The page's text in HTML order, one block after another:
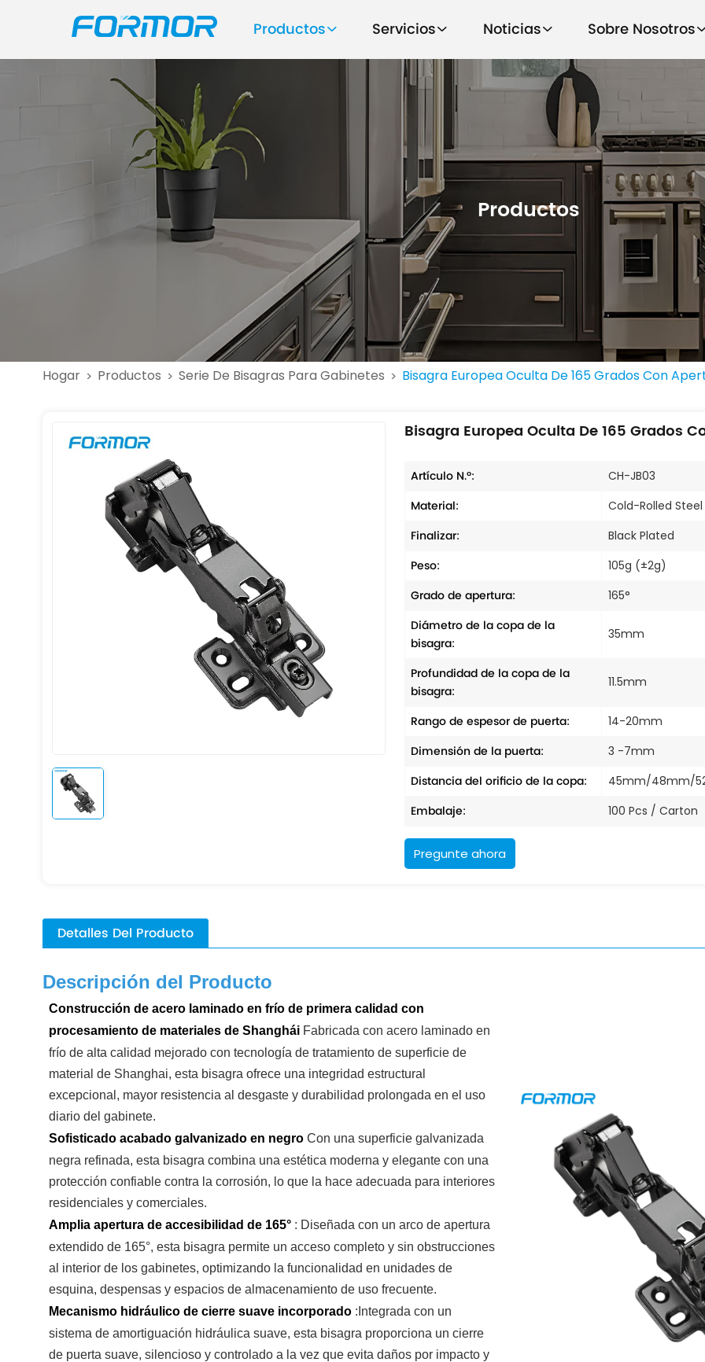
Productos Servicios Noticias Sobre Nosotros
Productos
Hogar > Productos > Serie De Bisagras Para Gabinetes > Bisagra Europea Oculta De 165 Grados Con
Bisagra Europea Oculta De 165 Grados
Artículo N.º: CH-JB03
Material: Cold-Rolled Steel
Finalizar: Black Plated
Peso: 105g (±2g)
Grado de apertura: 165°
Diámetro de la copa de la
bisagra:
35mm
Profundidad de la copa de la
bisagra:
11.5mm
Rango de espesor de puerta: 14-20mm
Dimensión de la puerta: 3 -7mm
Distancia del orificio de la copa: 45mm/48mm/
Embalaje: 100 Pcs / Carton
Pregunte ahora
Detalles Del Producto
Descripción del Producto
Construcción de acero laminado en frío de primera calidad con
procesamiento de materiales de Shanghái Fabricada con acero laminado en
frío de alta calidad mejorado con tecnología de tratamiento de superficie de
material de Shanghai, esta bisagra ofrece una integridad estructural
excepcional, mayor resistencia al desgaste y durabilidad prolongada en el uso
diario del gabinete.
Sofisticado acabado galvanizado en negro Con una superficie galvanizada
negra refinada, esta bisagra combina una estética moderna y elegante con una
protección confiable contra la corrosión, lo que la hace adecuada para interiores
residenciales y comerciales.
Amplia apertura de accesibilidad de 165° : Diseñada con un arco de apertura
extendido de 165°, esta bisagra permite un acceso completo y sin obstrucciones
al interior de los gabinetes, optimizando la funcionalidad en unidades de
esquina, despensas y espacios de almacenamiento de uso frecuente.
Mecanismo hidráulico de cierre suave incorporado :Integrada con un
sistema de amortiguación hidráulica suave, esta bisagra proporciona un cierre
de puerta suave, silencioso y controlado a la vez que evita daños por impacto y